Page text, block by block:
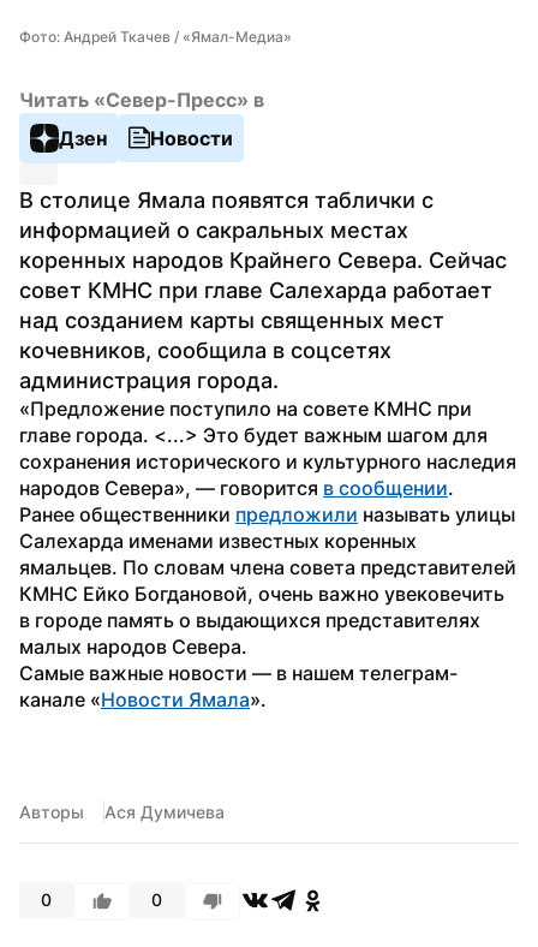
Фото: Андрей Ткачев / «Ямал-Медиа»
Читать «Север-Пресс» в
Дзен
Новости
В столице Ямала появятся таблички с
информацией о сакральных местах
коренных народов Крайнего Севера. Сейчас
совет КМНС при главе Салехарда работает
над созданием карты священных мест
кочевников, сообщила в соцсетях
администрация города.
«Предложение поступило на совете КМНС при
главе города. <...> Это будет важным шагом для
сохранения исторического и культурного наследия
народов Севера», — говорится в сообщении.
Ранее общественники предложили называть улицы
Салехарда именами известных коренных
ямальцев. По словам члена совета представителей
КМНС Ейко Богдановой, очень важно увековечить
в городе память о выдающихся представителях
малых народов Севера.
Самые важные новости — в нашем телеграм-
канале «Новости Ямала».
Авторы Ася Думичева
0 0